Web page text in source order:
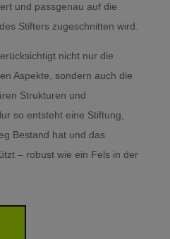
und passgenau auf die
Stifters zugeschnitten wird.
nicht nur die
Aspekte, sondern auch die
Strukturen und
so entsteht eine Stiftung,
Bestand hat und das
– robust wie ein Fels in der